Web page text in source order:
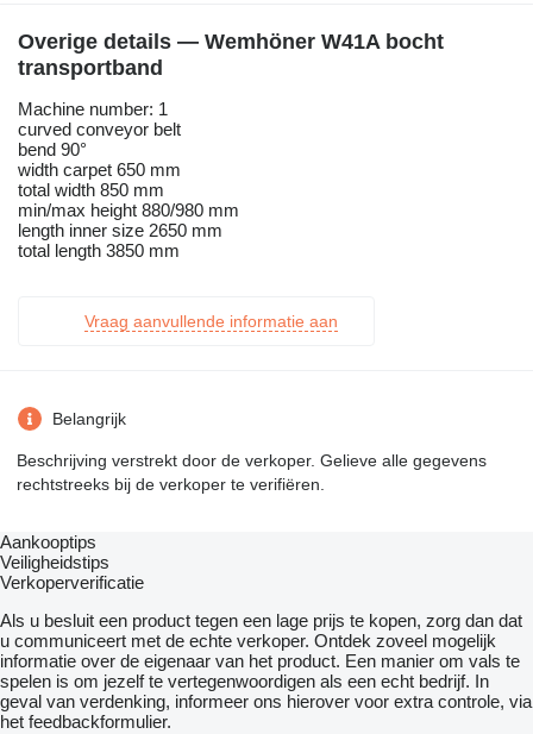
Overige details — Wemhöner W41A bocht
transportband
Machine number: 1
curved conveyor belt
bend 90°
width carpet 650 mm
total width 850 mm
min/max height 880/980 mm
length inner size 2650 mm
total length 3850 mm
Vraag aanvullende informatie aan
Belangrijk
Beschrijving verstrekt door de verkoper. Gelieve alle gegevens
rechtstreeks bij de verkoper te verifiëren.
Aankooptips
Veiligheidstips
Verkoperverificatie
Als u besluit een product tegen een lage prijs te kopen, zorg dan dat
u communiceert met de echte verkoper. Ontdek zoveel mogelijk
informatie over de eigenaar van het product. Een manier om vals te
spelen is om jezelf te vertegenwoordigen als een echt bedrijf. In
geval van verdenking, informeer ons hierover voor extra controle, via
het feedbackformulier.